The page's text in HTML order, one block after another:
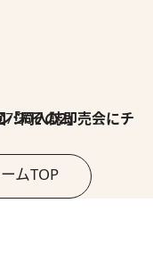
即売会にチャレンジ その2」
ムTOP